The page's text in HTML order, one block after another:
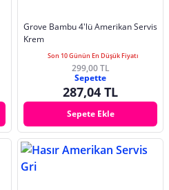
Grove Bambu 4'lü Amerikan Servis
Krem
Son 10 Günün En Düşük Fiyatı
299,00 TL
Sepette
287,04 TL
Sepete Ekle